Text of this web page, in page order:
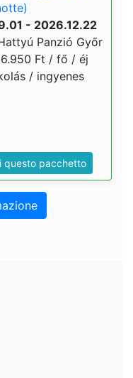
- 2026.12.22
Panzió Győr
Ft / fő / éj
/ ingyenes
questo pacchetto